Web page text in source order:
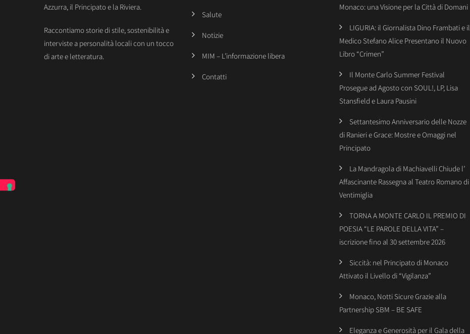
Azzurra, il Principato e la Riviera.
Raccontiamo storie di stile, sostenibilità e
interviste a personalità locali con un tocco
di arte e letteratura.
Salute
Notizie
MIM – L’informazione libera
Contatti
Monaco: una Visione per la Città di Domani
LIGURIA: il Giornalista Dino Frambati e il
Medico Stefano Alice Presentano il Nuovo
Libro “Crimen”
Il Monte Carlo Summer Festival
Prosegue ad Agosto con SOUL!, LP, Lisa
Stansfield e Laura Pausini
Settantesimo Anniversario delle Nozze
di Ranieri e Grace: Mostre e Omaggi nel
Principato
La Mandragola di Machiavelli Chiude l’
Affascinante Rassegna al Teatro Romano di
Ventimiglia
TORNA A MONTE CARLO IL PREMIO DI
POESIA “LE PAROLE DELLA VITA” –
iscrizione fino al 30 settembre 2026
Siccità: nel Principato di Monaco
Attivato il Livello di “Vigilanza”
Monaco, Notti Sicure Grazie alla
Partnership SBM – BE SAFE
Eleganza e Generosità per il Gala della